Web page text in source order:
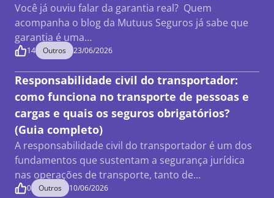
Você já ouviu falar da garantia real? Quem
acompanha o blog da Mutuus Seguros já sabe que
garantia é uma…
14 Outros 23/06/2026
Responsabilidade civil do transportador:
como funciona no transporte de pessoas e
cargas e quais os seguros obrigatórios?
(Guia completo)
A responsabilidade civil do transportador é um dos
fundamentos que sustentam a segurança jurídica
nas operações de transporte, tanto de…
0 Outros 10/06/2026